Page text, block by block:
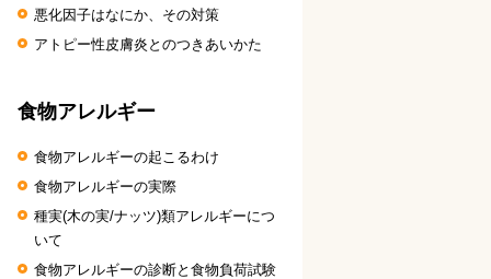
悪化因子はなにか、その対策
アトピー性皮膚炎とのつきあいかた
食物アレルギー
食物アレルギーの起こるわけ
食物アレルギーの実際
種実(木の実/ナッツ)類アレルギーにつ
いて
食物アレルギーの診断と食物負荷試験